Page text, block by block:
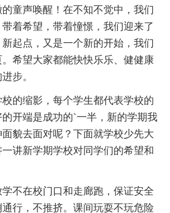
童声唤醒！在不知不觉中，我们
着希望，带着憧憬，我们迎来了
起点，又是一个新的开始，我们
希望大家都能快快乐乐、健健康
步。
的缩影，每个学生都代表学校的
开端是成功的`一半，新的学期我
貌去面对呢？下面就学校少先大
讲新学期学校对同学们的希望和
不在校门口和走廊跑，保证安全
行，不推挤。课间玩耍不玩危险